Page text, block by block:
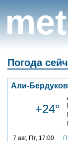
Погода
Али-
+24°
7 авг, Пт, 17:00